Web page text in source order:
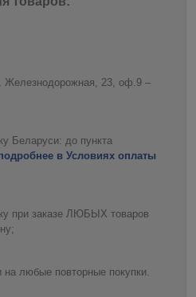
Железнодорожная, 23, оф.9 –
Беларуси: до пункта
в Условиях оплаты
при заказе ЛЮБЫХ товаров
любые повторные покупки.